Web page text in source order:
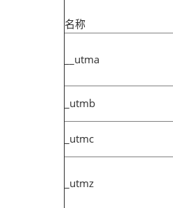
名称
__utma
_utmb
_utmc
_utmz